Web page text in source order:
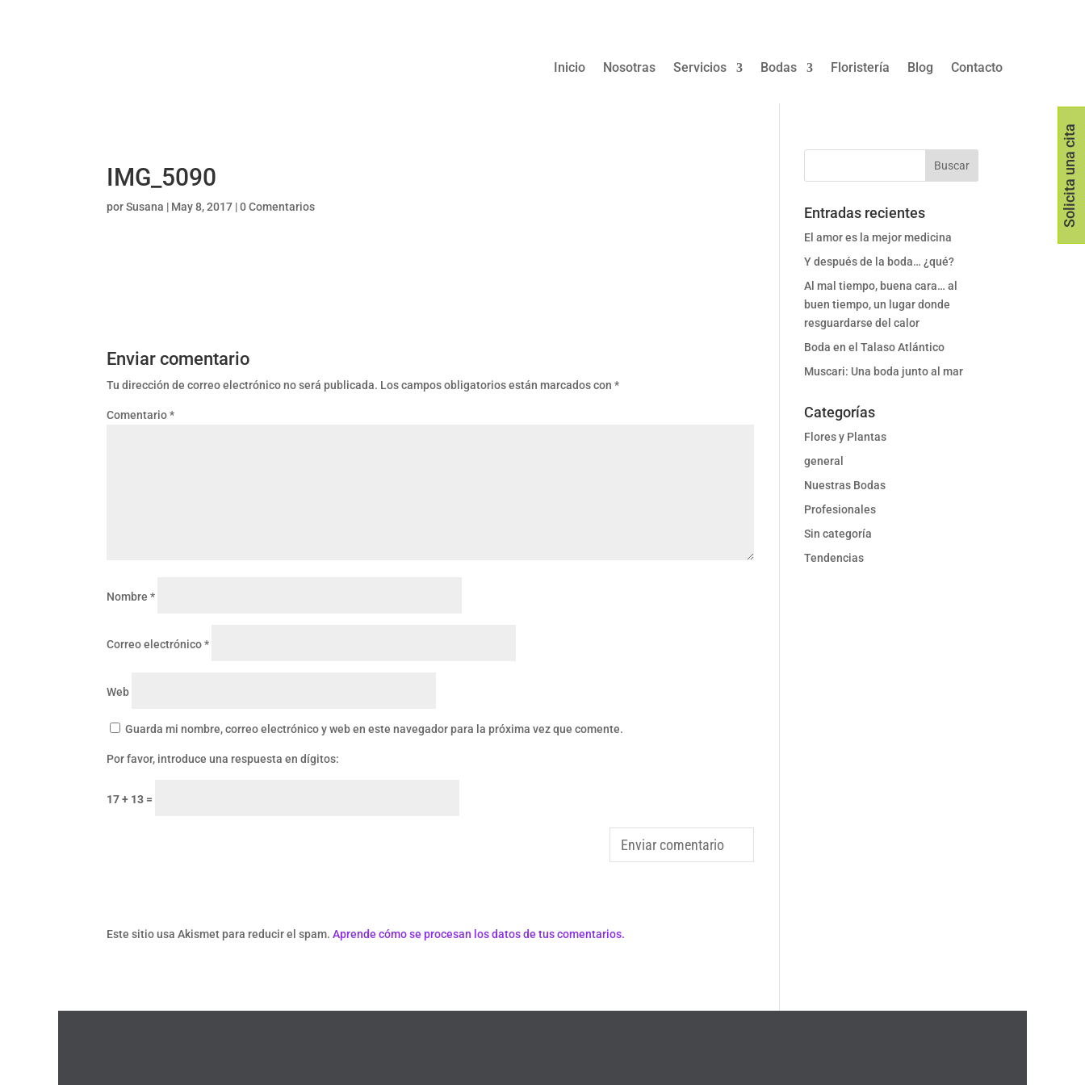
Inicio Nosotras Servicios Bodas Floristería Blog Contacto
IMG_5090
porSusana | May 8, 2017 |0 Comentarios
Enviar comentario
Tu dirección de correo electrónico no será publicada. Los campos obligatorios están marcados con *
Comentario*
Nombre *
Correo electrónico*
Web
Guarda mi nombre, correo electrónico y web en este navegador para la próxima vez que comente.
Por favor, introduce una respuesta en dígitos:
17 + 13 =
Este sitio usa Akismet para reducir el spam. Aprende cómo se procesan los datos de tus comentarios.
Entradas recientes
El amor es la mejor medicina
Y después de la boda… ¿qué?
Al mal tiempo, buena cara… al
buen tiempo, un lugar donde
resguardarse del calor
Boda en el Talaso Atlántico
Muscari: Una boda junto al mar
Categorías
Flores y Plantas
general
Nuestras Bodas
Profesionales
Sin categoría
Tendencias
Solicita una cita